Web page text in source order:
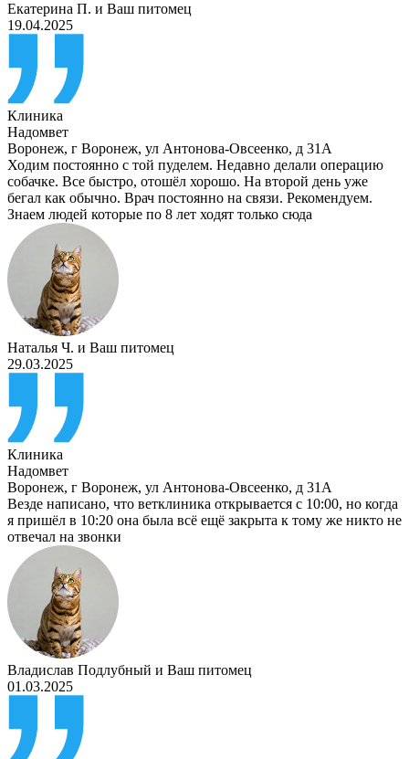
Екатерина П. и Ваш питомец
19.04.2025
Клиника
Надомвет
Воронеж, г Воронеж, ул Антонова-Овсеенко, д 31А
Ходим постоянно с той пуделем. Недавно делали операцию
собачке. Все быстро, отошёл хорошо. На второй день уже
бегал как обычно. Врач постоянно на связи. Рекомендуем.
Знаем людей которые по 8 лет ходят только сюда
Наталья Ч. и Ваш питомец
29.03.2025
Клиника
Надомвет
Воронеж, г Воронеж, ул Антонова-Овсеенко, д 31А
Везде написано, что ветклиника открывается с 10:00, но когда
я пришёл в 10:20 она была всё ещё закрыта к тому же никто не
отвечал на звонки
Владислав Подлубный и Ваш питомец
01.03.2025